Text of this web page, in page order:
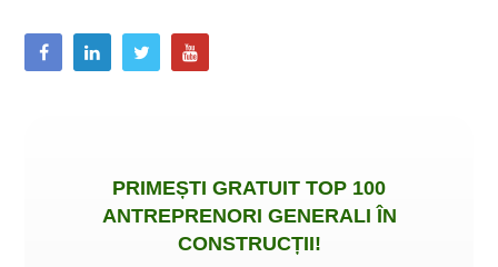
PRIMEȘTI GRATUIT TOP 100
ANTREPRENORI GENERALI ÎN
CONSTRUCȚII!